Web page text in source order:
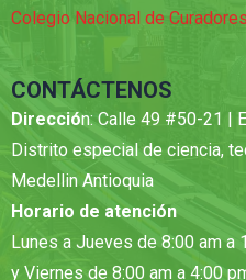
Colegio Nacional de
CONTÁCTENOS
Dirección: Calle 49 #50-21 |
Distrito especial de ciencia,
Medellin Antioquia
Horario de atención
Lunes a Jueves de 8:00 am a
y Viernes de 8:00 am a 4:00